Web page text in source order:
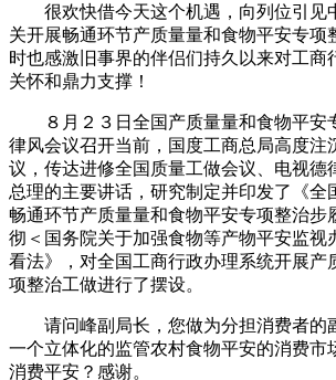
很欢快借今天这个机遇，向列位引见
关开展畅通环节产质量量和食物平安专项
时也感激旧事界的伴侣们持久以来对工商
关怀和鼎力支撑！
８月２３日全国产质量量和食物平安
律风会议召开当前，国度工商总局高度注
议，传达进修全国质量工做会议、电视德
总理的主要讲话，研究制定并印发了《全
畅通环节产质量量和食物平安专项整治步
彻＜国务院关于加强食物等产物平安监视
看法》，对全国工商行政办理系统开展产
项整治工做进行了摆设。
请问峰副局长，您做为分担消费者的
一个立体化的监管农村食物平安的消费市
消费平安？感谢。